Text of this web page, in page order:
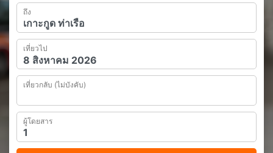
ถึง
เที่ยวไป
เที่ยวกลับ (ไม่บังคับ)
ผู้โดยสาร